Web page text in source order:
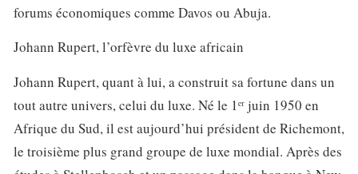
forums économiques comme Davos ou Abuja.
Johann Rupert, l’orfèvre du luxe africain
Johann Rupert, quant à lui, a construit sa fortune dans un
tout autre univers, celui du luxe. Né le 1ᵉʳ juin 1950 en
Afrique du Sud, il est aujourd’hui président de Richemont,
le troisième plus grand groupe de luxe mondial. Après des